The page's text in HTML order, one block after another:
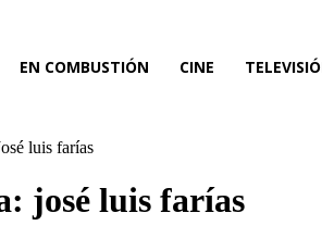
EN COMBUSTIÓN CINE
luis farías
josé luis farías